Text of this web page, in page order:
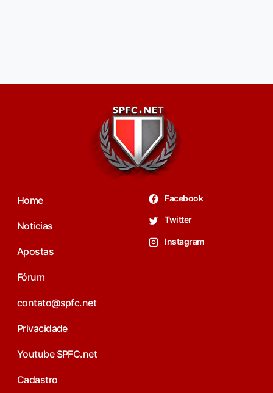
Home
Noticias
Apostas
Fórum
contato@spfc.net
Privacidade
Youtube SPFC.net
Cadastro
Facebook
Twitter
Instagram